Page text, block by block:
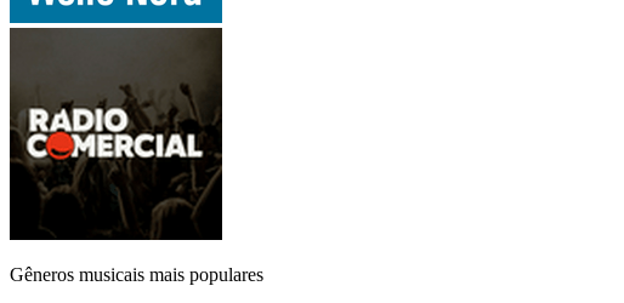
Gêneros musicais mais populares